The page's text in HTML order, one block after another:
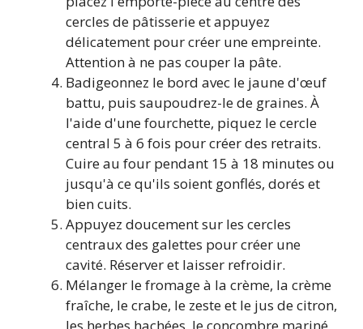
cercles de pâtisserie et appuyez
délicatement pour créer une empreinte.
Attention à ne pas couper la pâte.
Badigeonnez le bord avec le jaune d'œuf
battu, puis saupoudrez-le de graines. À
l'aide d'une fourchette, piquez le cercle
central 5 à 6 fois pour créer des retraits.
Cuire au four pendant 15 à 18 minutes ou
jusqu'à ce qu'ils soient gonflés, dorés et
bien cuits.
Appuyez doucement sur les cercles
centraux des galettes pour créer une
cavité. Réserver et laisser refroidir.
Mélanger le fromage à la crème, la crème
fraîche, le crabe, le zeste et le jus de citron,